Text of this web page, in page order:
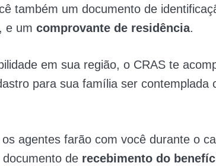
também um documento de
e um comprovante de residência.
em sua região, o CRAS te
para sua família ser contemplada
agentes farão com você durante o
de recebimento do